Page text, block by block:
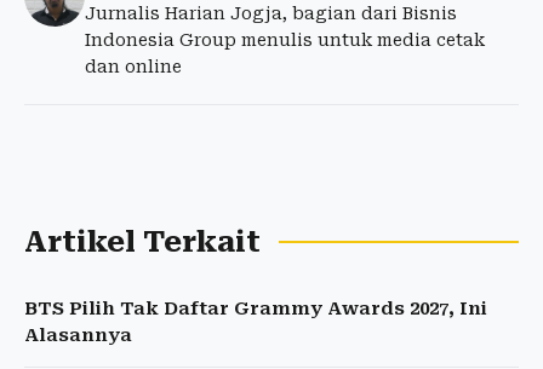
Jurnalis Harian Jogja, bagian dari Bisnis
Indonesia Group menulis untuk media cetak
dan online
Artikel Terkait
BTS Pilih Tak Daftar Grammy Awards 2027, Ini
Alasannya